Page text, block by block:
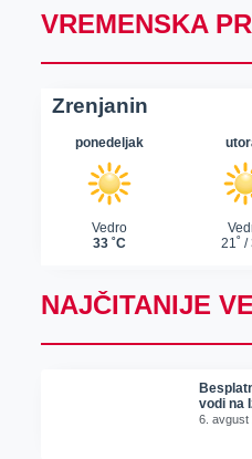
VREMENSKA
NAJČITANIJE
vodi na
6. avgust